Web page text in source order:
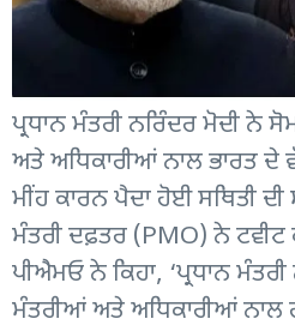
ਪ੍ਰਧਾਨ ਮੰਤਰੀ ਨਰਿੰਦਰ ਮੋਦੀ ਨੇ
ਅਤੇ ਅਧਿਕਾਰੀਆਂ ਨਾਲ ਭਾਰਤ ਦੇ
ਮੀਂਹ ਕਾਰਨ ਪੈਦਾ ਹੋਈ ਸਥਿਤੀ ਦੀ
ਮੰਤਰੀ ਦਫ਼ਤਰ (PMO) ਨੇ ਟਵੀਟ
ਪੀਐਮਓ ਨੇ ਕਿਹਾ, ‘ਪ੍ਰਧਾਨ
ਮੰਤਰੀਆਂ ਅਤੇ ਅਧਿਕਾਰੀਆਂ ਨਾਲ